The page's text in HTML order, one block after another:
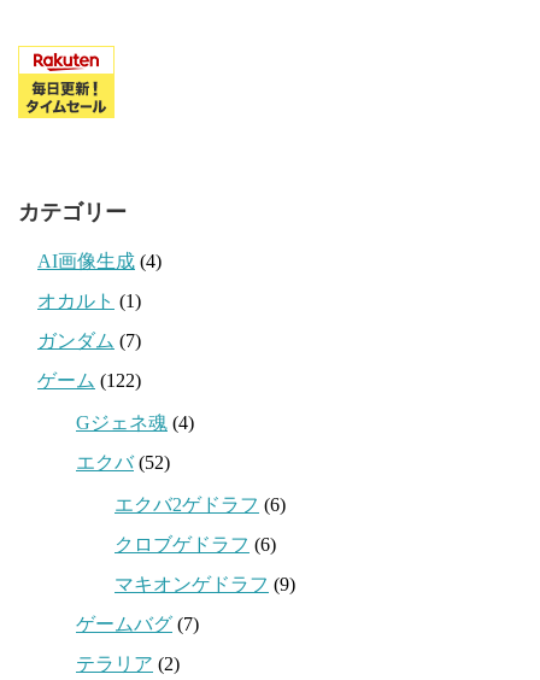
カテゴリー
AI画像生成 (4)
オカルト (1)
ガンダム (7)
ゲーム (122)
Gジェネ魂 (4)
エクバ(52)
エクバ2ゲドラフ (6)
クロブゲドラフ (6)
マキオンゲドラフ (9)
ゲームバグ (7)
テラリア (2)